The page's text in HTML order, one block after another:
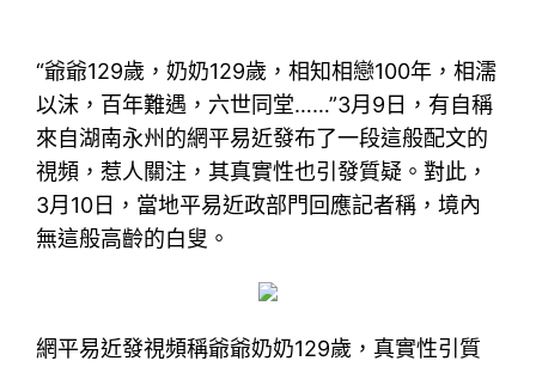
“爺爺129歲，奶奶129歲，相知相戀100年，相濡
以沫，百年難遇，六世同堂……”3月9日，有自稱
來自湖南永州的網平易近發布了一段這般配文的
視頻，惹人關注，其真實性也引發質疑。對此，
3月10日，當地平易近政部門回應記者稱，境內
無這般高齡的白叟。
網平易近發視頻稱爺爺奶奶129歲，真實性引質